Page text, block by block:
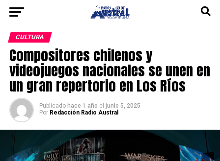
CULTURA
Compositores chilenos y
videojuegos nacionales se unen en
un gran repertorio en Los Ríos
Publicado hace 1 año el junio 5, 2025
Por Redacción Radio Austral